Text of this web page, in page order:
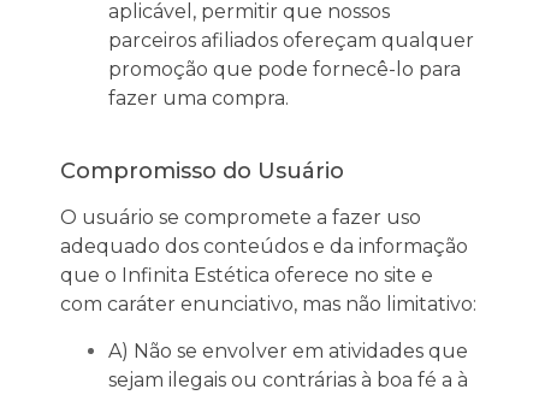
aplicável, permitir que nossos
parceiros afiliados ofereçam qualquer
promoção que pode fornecê-lo para
fazer uma compra.
Compromisso do Usuário
O usuário se compromete a fazer uso
adequado dos conteúdos e da informação
que o Infinita Estética oferece no site e
com caráter enunciativo, mas não limitativo:
A) Não se envolver em atividades que
sejam ilegais ou contrárias à boa fé a à